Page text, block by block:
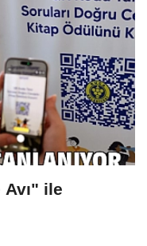
Avı" ile